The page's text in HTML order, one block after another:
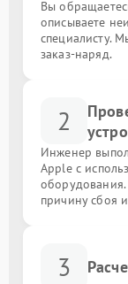
Вы
описываете
специалисту.
заказ-наряд.
2
Инженер
Apple с
оборудования.
причину сбоя
3